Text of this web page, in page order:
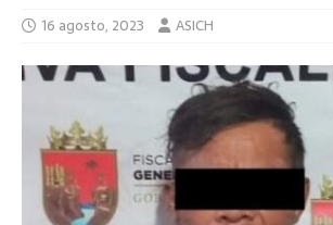
16 agosto, 2023 ASICH